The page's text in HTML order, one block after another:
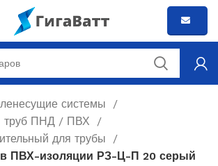
системы
труб ПНД / ПВХ
для трубы
в ПВХ-изоляции РЗ-Ц-П 20 серый